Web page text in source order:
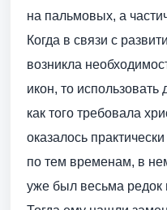
на пальмовых, а
Когда в связи с
возникла
икон, то использовать
как того требовала
оказалось
по тем временам, в
уже был весьма редок